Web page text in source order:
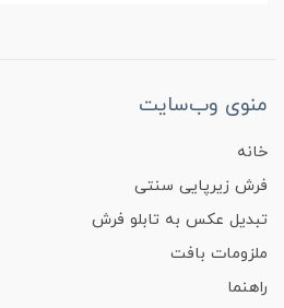
منوی وب‌سایت
خانه
فرش زیرپایی سنتی
تبدیل عکس به تابلو فرش
ملزومات بافت
راهنما